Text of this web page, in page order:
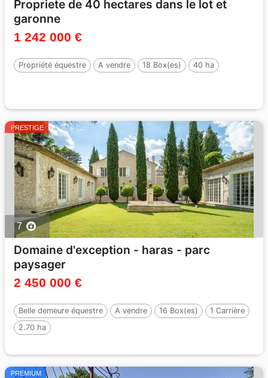
Propriete de 40 hectares dans le lot et
garonne
1 242 000 €
Propriété équestre A vendre 18 Box(es) 40 ha
PRESTIGE
7
Domaine d'exception - haras - parc
paysager
2 450 000 €
Belle demeure équestre A vendre 16 Box(es)
1 Carrière
2.70 ha
PREMIUM